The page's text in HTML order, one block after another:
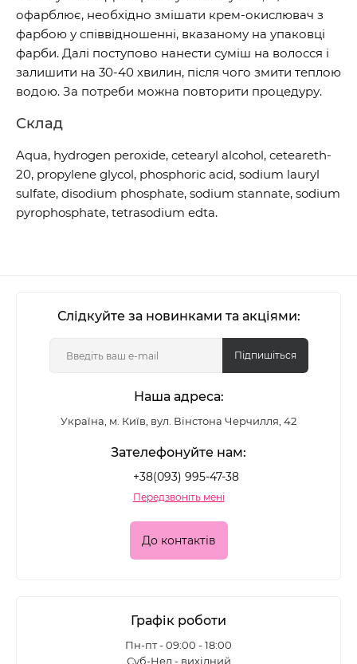
офарблює, необхідно змішати крем-окислювач з
фарбою у співвідношенні, вказаному на упаковці
фарби. Далі поступово нанести суміш на волосся і
залишити на 30-40 хвилин, після чого змити теплою
водою. За потреби можна повторити процедуру.
Склад
Aqua, hydrogen peroxide, cetearyl alcohol, ceteareth-
20, propylene glycol, phosphoric acid, sodium lauryl
sulfate, disodium phosphate, sodium stannate, sodium
pyrophosphate, tetrasodium edta.
Слідкуйте за новинками та акціями:
Підпишіться
Наша адреса:
Україна, м. Київ, вул. Вінстона Черчилля, 42
Зателефонуйте нам:
+38(093) 995-47-38
Передзвоніть мені
До контактів
Графік роботи
Пн-пт - 09:00 - 18:00
Суб-Нед - вихідний